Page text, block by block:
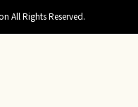
All Rights Reserved.